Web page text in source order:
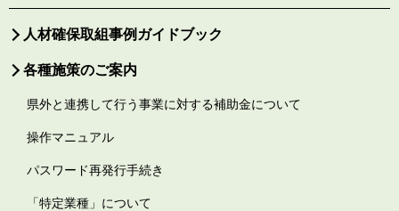
人材確保取組事例ガイドブック
各種施策のご案内
県外と連携して行う事業に対する補助金について
操作マニュアル
パスワード再発行手続き
「特定業種」について